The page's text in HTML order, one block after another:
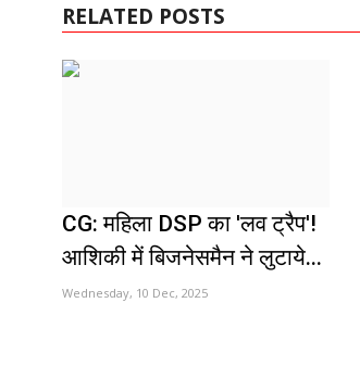
RELATED POSTS
CG: महिला DSP का 'लव ट्रैप'!
आशिकी में बिजनेसमैन ने लुटाये...
Wednesday, 10 Dec, 2025